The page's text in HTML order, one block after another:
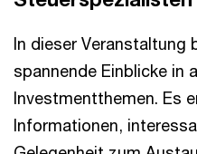
In dieser Veranstaltung
spannende Einblicke in
Investmentthemen. Es
Informationen,